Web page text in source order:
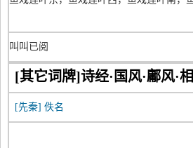
叫叫已阅
[其它词牌]诗经·国风·鄘风·
[先秦] 佚名